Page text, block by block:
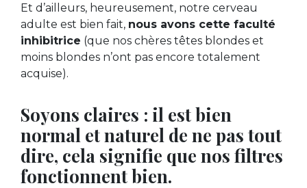
Et d’ailleurs, heureusement, notre cerveau
adulte est bien fait, nous avons cette faculté
inhibitrice (que nos chères têtes blondes et
moins blondes n’ont pas encore totalement
acquise).
Soyons claires : il est bien
normal et naturel de ne pas tout
dire, cela signifie que nos filtres
fonctionnent bien.